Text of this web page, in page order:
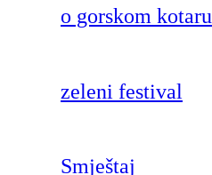
o gorskom kotaru
zeleni festival
Smještaj